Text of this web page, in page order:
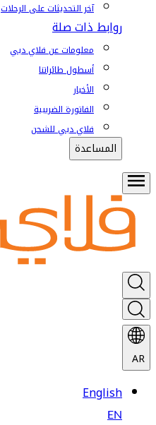
آخر التحديثات على الرحلات
روابط ذات صلة
معلومات عن فلاي دبي
أسطول طائراتنا
الأخبار
الفاتورة الضريبية
فلاي دبي للشحن
المساعدة
AR
English
EN